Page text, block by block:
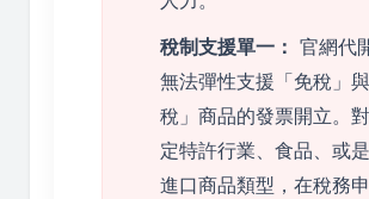
稅制支援單一： 官網代
無法彈性支援「免稅」
稅」商品的發票開立。
定特許行業、食品、或
進口商品類型，在稅務